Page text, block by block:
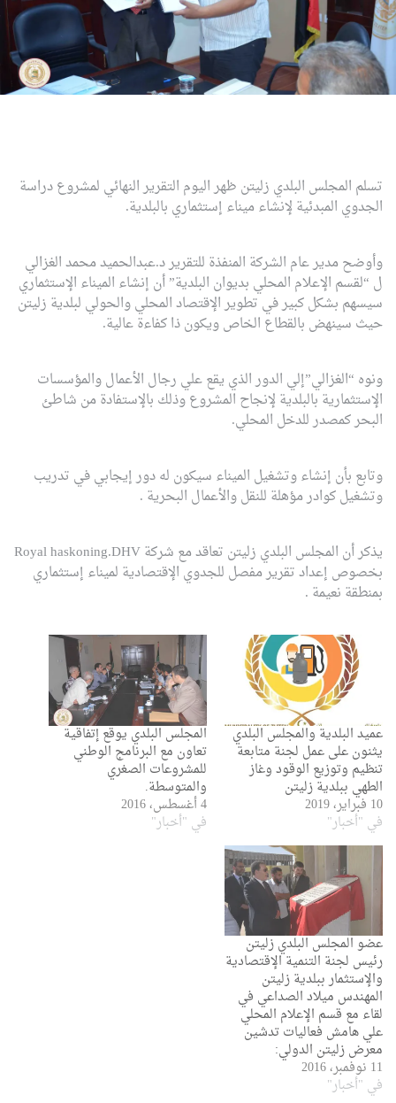
تسلم المجلس البلدي زليتن ظهر اليوم التقرير النهائي لمشروع دراسة
الجدوي المبدئية لإنشاء ميناء إستثماري بالبلدية.
وأوضح مدير عام الشركة المنفذة للتقرير د.عبدالحميد محمد الغزالي
ل “لقسم الإعلام المحلي بديوان البلدية” أن إنشاء الميناء الإستثماري
سيسهم بشكل كبير في تطوير الإقتصاد المحلي والحولي لبلدية زليتن
حيث سينهض بالقطاع الخاص ويكون ذا كفاءة عالية.
ونوه “الغزالي”إلي الدور الذي يقع علي رجال الأعمال والمؤسسات
الإستثمارية بالبلدية لإنجاح المشروع وذلك بالإستفادة من شاطئ
البحر كمصدر للدخل المحلي.
وتابع بأن إنشاء وتشغيل الميناء سيكون له دور إيجابي في تدريب
وتشغيل كوادر مؤهلة للنقل والأعمال البحرية .
يذكر أن المجلس البلدي زليتن تعاقد مع شركة Royal haskoning.DHV
بخصوص إعداد تقرير مفصل للجدوي الإقتصادية لميناء إستثماري
بمنطقة نعيمة .
عميد البلدية والمجلس البلدي
يثنون على عمل لجنة متابعة
تنظيم وتوزيع الوقود وغاز
الطهي ببلدية زليتن
10 فبراير، 2019
في "أخبار"
المجلس البلدي يوقع إتفاقية
تعاون مع البرنامج الوطني
للمشروعات الصغري
والمتوسطة.
4 أغسطس، 2016
في "أخبار"
عضو المجلس البلدي زليتن
رئيس لجنة التنمية الإقتصادية
والإستثمار ببلدية زليتن
المهندس ميلاد الصداعي في
لقاء مع قسم الإعلام المحلي
علي هامش فعاليات تدشين
معرض زليتن الدولي:
11 نوفمبر، 2016
في "أخبار"